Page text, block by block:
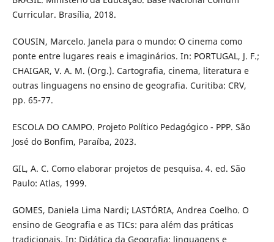
Curricular. Brasília, 2018.
COUSIN, Marcelo. Janela para o mundo: O cinema como
ponte entre lugares reais e imaginários. In: PORTUGAL, J. F.;
CHAIGAR, V. A. M. (Org.). Cartografia, cinema, literatura e
outras linguagens no ensino de geografia. Curitiba: CRV,
pp. 65-77.
ESCOLA DO CAMPO. Projeto Político Pedagógico - PPP. São
José do Bonfim, Paraíba, 2023.
GIL, A. C. Como elaborar projetos de pesquisa. 4. ed. São
Paulo: Atlas, 1999.
GOMES, Daniela Lima Nardi; LASTÓRIA, Andrea Coelho. O
ensino de Geografia e as TICs: para além das práticas
tradicionais. In: Didática da Geografia: linguagens e